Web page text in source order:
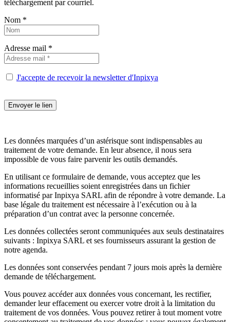
téléchargement par courriel.
Nom *
Adresse mail *
J'accepte de recevoir la newsletter d'Inpixya
Les données marquées d’un astérisque sont indispensables au
traitement de votre demande. En leur absence, il nous sera
impossible de vous faire parvenir les outils demandés.
En utilisant ce formulaire de demande, vous acceptez que les
informations recueillies soient enregistrées dans un fichier
informatisé par Inpixya SARL afin de répondre à votre demande. La
base légale du traitement est nécessaire à l’exécution ou à la
préparation d’un contrat avec la personne concernée.
Les données collectées seront communiquées aux seuls destinataires
suivants : Inpixya SARL et ses fournisseurs assurant la gestion de
notre agenda.
Les données sont conservées pendant 7 jours mois après la dernière
demande de téléchargement.
Vous pouvez accéder aux données vous concernant, les rectifier,
demander leur effacement ou exercer votre droit à la limitation du
traitement de vos données. Vous pouvez retirer à tout moment votre